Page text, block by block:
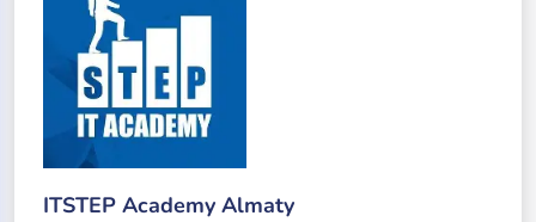
ITSTEP Academy Almaty